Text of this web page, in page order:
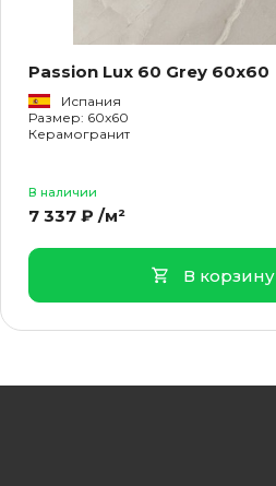
Passion Lux 60 Grey 60x60
Испания
Размер: 60x60
Керамогранит
В наличии
7 337 ₽ /м²
В корзину